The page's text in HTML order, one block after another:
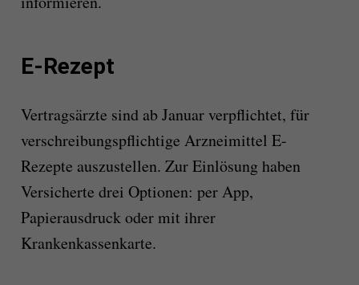
E-Rezept
Vertragsärzte sind ab Januar verpflichtet, für
verschreibungspflichtige Arzneimittel E-
Rezepte auszustellen. Zur Einlösung haben
Versicherte drei Optionen: per App,
Papierausdruck oder mit ihrer
Krankenkassenkarte.